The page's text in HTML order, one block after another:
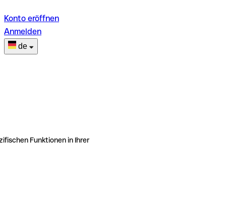
Konto eröffnen
Anmelden
de
Funktionen in Ihrer